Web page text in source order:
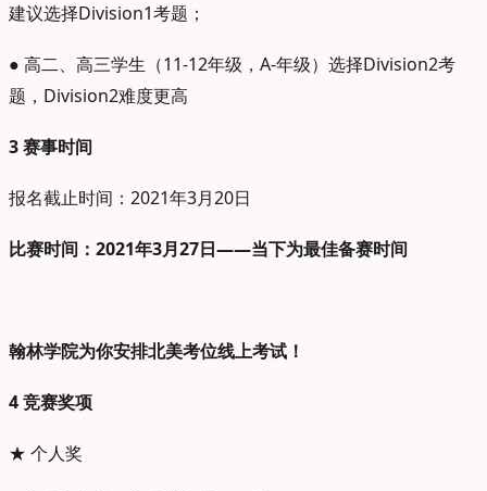
建议选择Division1考题；
● 高二、高三学生（11-12年级，A-年级）选择Division2考
题，Division2难度更高
3赛事时间
报名截止时间：2021年3月20日
比赛时间：2021年3月27日——当下为最佳备赛时间
翰林学院为你安排北美考位线上考试！
4竞赛奖项
★ 个人奖